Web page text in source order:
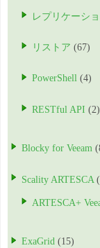
レプリケーシ
リストア (67)
PowerShell (4)
RESTful API (2)
Blocky for Veeam
Scality ARTESCA
ARTESCA+
ExaGrid (15)